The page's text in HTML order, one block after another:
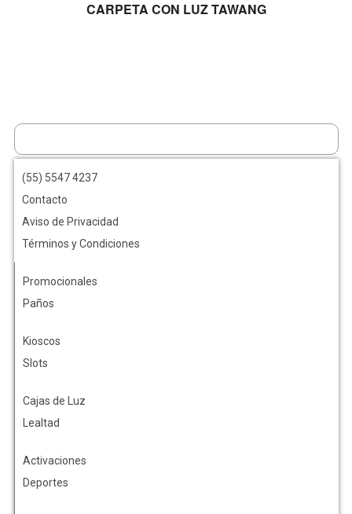
LEER MÁS
CARPETA CON LUZ TAWANG
(55) 5547 4237
Contacto
Aviso de Privacidad
Términos y Condiciones
Promocionales
Paños
Kioscos
Slots
Cajas de Luz
Lealtad
Activaciones
Deportes